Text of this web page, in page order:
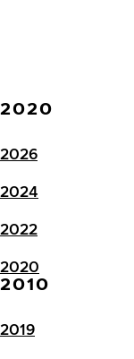
2020
2026
2024
2022
2020
2010
2019